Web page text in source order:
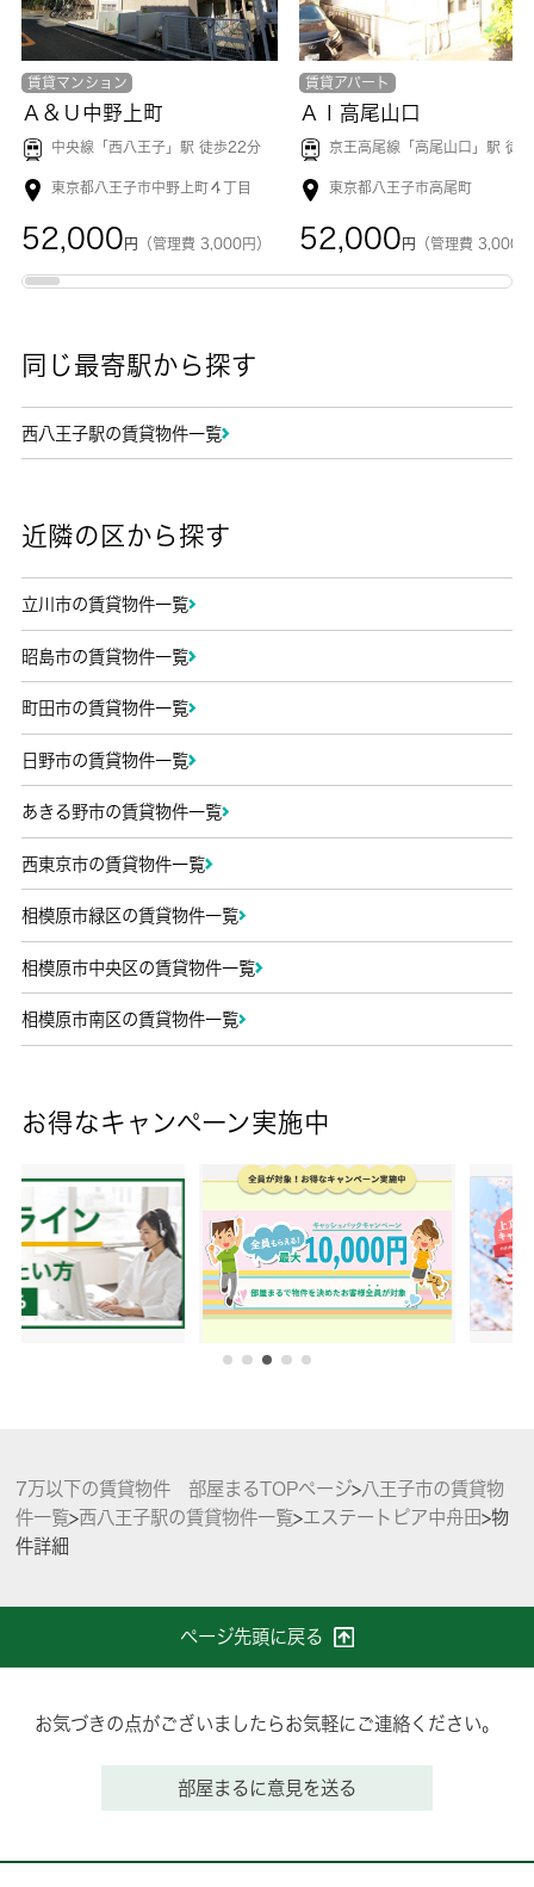
賃貸マンション
Ａ＆Ｕ中野上町
中央線「 西八王子」駅 徒歩22分
東京都八王子市中野上町４丁目
52,000 円 （管理費 3,000円）
賃貸アパート
ＡＩ高尾山口
京王高尾線「高尾山口 」駅 徒歩
東京都八王子市高尾町
52,000 円 （管理費 3,000
同じ最寄駅から探す
西八王子駅の賃貸物件一覧
近隣の区から探す
立川市の賃貸物件一覧
昭島市の賃貸物件一覧
町田市の賃貸物件一覧
日野市の賃貸物件一覧
あきる野市の賃貸物件一覧
西東京市の賃貸物件一覧
相模原市緑区の賃貸物件一覧
相模原市中央区の賃貸物件一覧
相模原市南区の賃貸物件一覧
お得なキャンペーン実施中
7万以下の賃貸物件 部屋まるTOPページ>八王子市の賃貸物
件一覧>西八王子駅の賃貸物件一覧>エステートピア中舟田>物
件詳細
ページ先頭に戻る
お気づきの点がございましたらお気軽にご連絡ください。
部屋まるに意見を送る